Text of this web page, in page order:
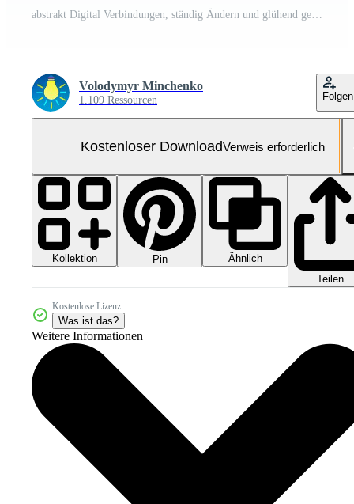
abstrakt Digital Verbindungen, ständig Ändern und glühend gegen ein Grün Hintergrund. Digital animiert Hintergrund Attrappe, Lehrmodell, Simulation. Kostenloses Video
Volodymyr Minchenko
1.109 Ressourcen Folgen
Kostenloser DownloadVerweis erforderlich
Kollektion Pin
Ähnlich
Teilen
Kostenlose Lizenz
Was ist das?
Weitere Informationen